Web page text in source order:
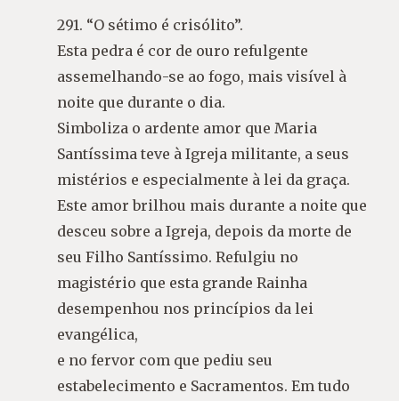
291. “O sétimo é crisólito”.
Esta pedra é cor de ouro refulgente
assemelhando-se ao fogo, mais visível à
noite que durante o dia.
Simboliza o ardente amor que Maria
Santíssima teve à Igreja militante, a seus
mistérios e especialmente à lei da graça.
Este amor brilhou mais durante a noite que
desceu sobre a Igreja, depois da morte de
seu Filho Santíssimo. Refulgiu no
magistério que esta grande Rainha
desempenhou nos princípios da lei
evangélica,
e no fervor com que pediu seu
estabelecimento e Sacramentos. Em tudo